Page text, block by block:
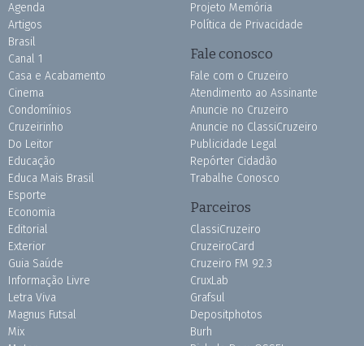
Agenda
Artigos
Brasil
Canal 1
Casa e Acabamento
Cinema
Condomínios
Cruzeirinho
Do Leitor
Educação
Educa Mais Brasil
Esporte
Economia
Editorial
Exterior
Guia Saúde
Informação Livre
Letra Viva
Magnus Futsal
Mix
Projeto Memória
Política de Privacidade
Fale conosco
Fale com o Cruzeiro
Atendimento ao Assinante
Anuncie no Cruzeiro
Anuncie no ClassiCruzeiro
Publicidade Legal
Repórter Cidadão
Trabalhe Conosco
Parceiros
ClassiCruzeiro
CruzeiroCard
Cruzeiro FM 92.3
CruxLab
Grafsul
Depositphotos
Burh